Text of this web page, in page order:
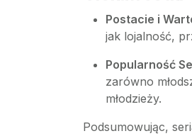
Postacie i
jak lojalność,
Popularność
zarówno
młodzieży.
Podsumowując,